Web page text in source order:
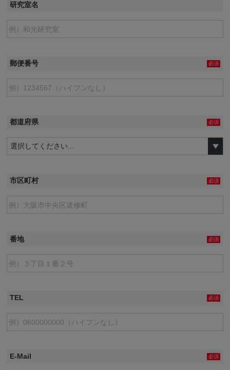
研究室名
郵便番号 必須
都道府県 必須
市区町村 必須
番地 必須
TEL 必須
E-Mail 必須